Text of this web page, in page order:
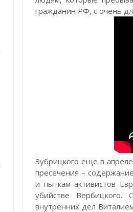
гражданин РФ, с очень
Зубрицкого еще в
пресечения –
и пыткам активистов
убийстве
внутренних дел